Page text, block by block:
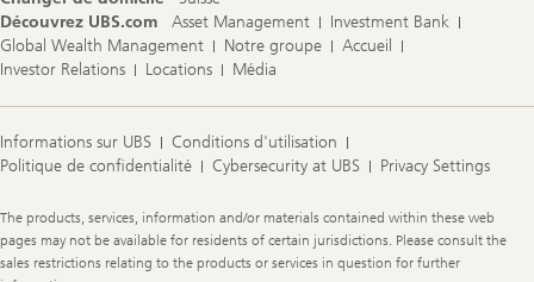
Découvrez UBS.com
Asset Management
Investment Bank
Global Wealth Management
Notre groupe
Accueil
Investor Relations
Locations Média
Informations sur UBS
Conditions d'utilisation
Politique de confidentialité
Cybersecurity at UBS Privacy Settings
Legal
Information
The products, services, information and/or materials contained within these web
pages may not be available for residents of certain jurisdictions. Please consult the
sales restrictions relating to the products or services in question for further